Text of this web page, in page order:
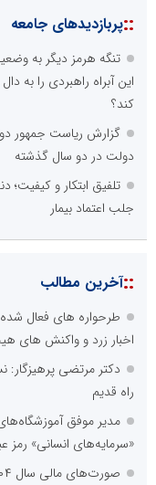
::پربازدیدهای جامعه
تنگه هرمز دیگر به
این آبراه راهبردی را به
کند؟
گزارش ریاست جمهور
دولت در دو سال گذشته
تلفیق ابتکار و کیفیت؛
جلب اعتماد بیمار
::آخرین مطالب
طرحواره های فعال
اخبار زرد و واکنش های
دکتر مرتضی
راه قدیم
مدیر موفق
«سرمایه‌های انسانی» رمز